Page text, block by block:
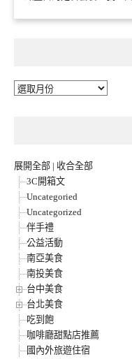
彙
展開全部 | 收合全部
3C開箱文
Uncategoried
Uncategorized
伴手禮
公益活動
南亞美食
南投美食
台中美食
台北美食
吃到飽
咖啡廳甜點店推薦
國內外旅遊住宿